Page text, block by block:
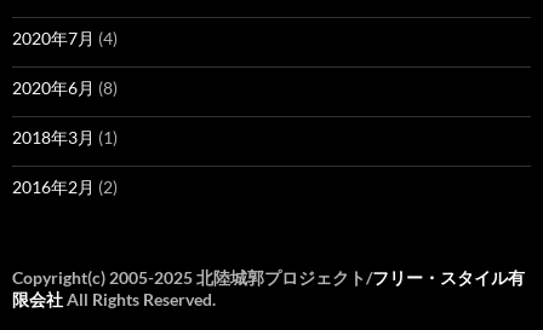
2020年7月 (4)
2020年6月 (8)
2018年3月 (1)
2016年2月 (2)
Copyright(c) 2005-2025 北陸城郭プロジェクト/フリー・スタイル有
限会社All Rights Reserved.